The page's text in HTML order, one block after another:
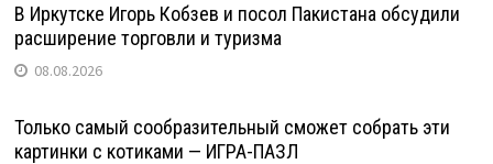
В Иркутске Игорь Кобзев и посол Пакистана обсудили
расширение торговли и туризма
08.08.2026
Только самый сообразительный сможет собрать эти
картинки с котиками — ИГРА-ПАЗЛ